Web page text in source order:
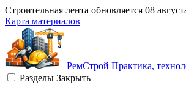
Строительная лента обновляется 08
Карта материалов
РемСтрой Практика,
Разделы Закрыть